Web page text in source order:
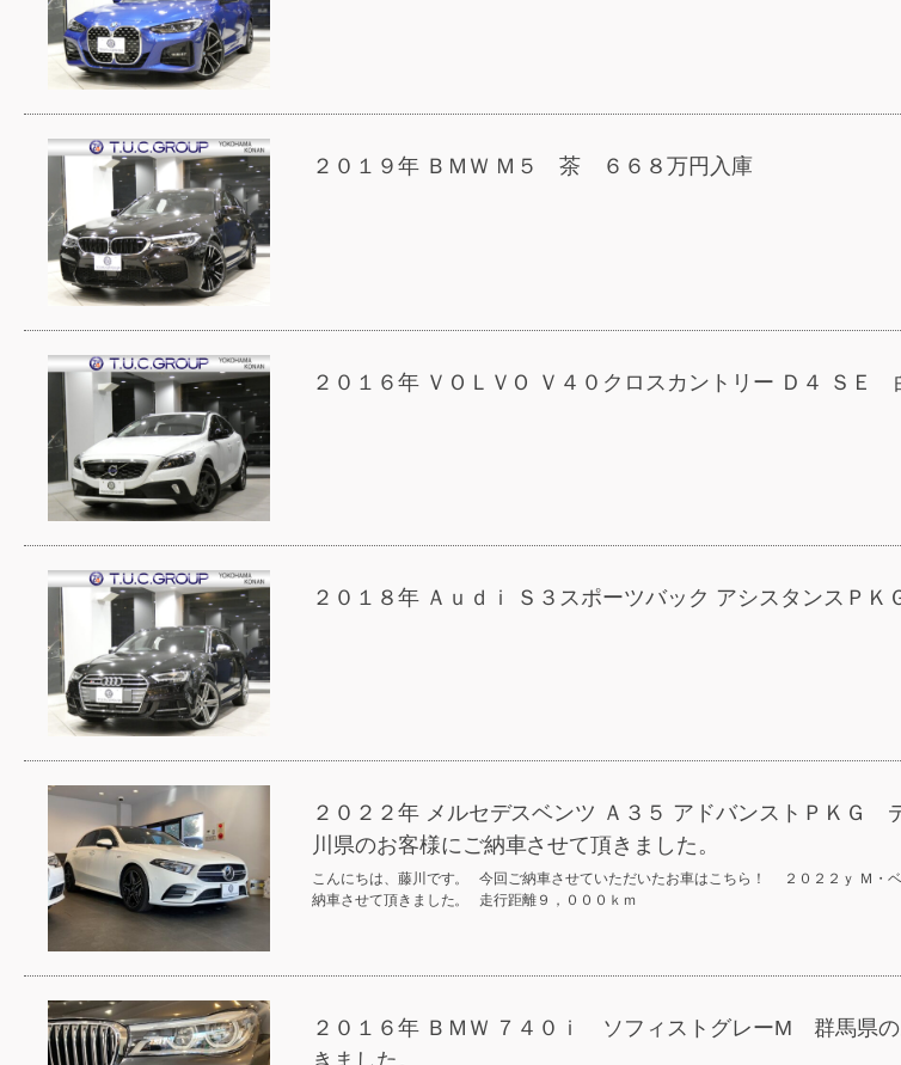
２０１９年 ＢＭＷ Ｍ５ 茶 ６６８万円入庫
２０１６年 ＶＯＬＶＯ Ｖ４０クロスカントリー Ｄ４ Ｓ
２０１８年 Ａｕｄｉ Ｓ３スポーツバック アシスタンス
２０２２年 メルセデスベンツ Ａ３５ アドバンストＰＫＧ
川県のお客様にご納車させて頂きました。
こんにちは、藤川です。 今回ご納車させていただいたお車はこちら！ ２０２２ｙ Ｍ・
納車させて頂きました。 走行距離９，０００ｋｍ
２０１６年 ＢＭＷ ７４０ｉ ソフィストグレーM 群馬県
きました。